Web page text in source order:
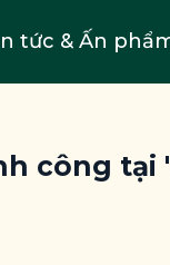
tức & Ấn
công